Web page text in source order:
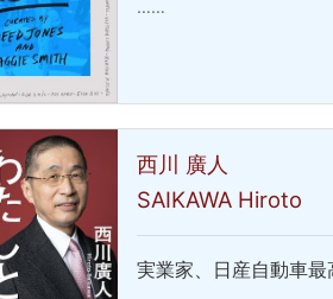
……
西川 廣人
SAIKAWA Hiroto
実業家、日産自動車